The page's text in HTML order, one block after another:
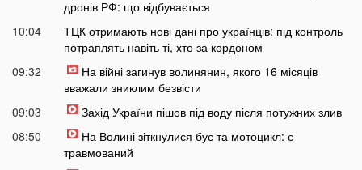
дронів РФ: що відбувається
10:04
ТЦК отримають нові дані про українців: під контроль
потраплять навіть ті, хто за кордоном
09:32
На війні загинув волинянин, якого 16 місяців
вважали зниклим безвісти
09:03
Захід України пішов під воду після потужних злив
08:50
На Волині зіткнулися бус та мотоцикл: є
травмований